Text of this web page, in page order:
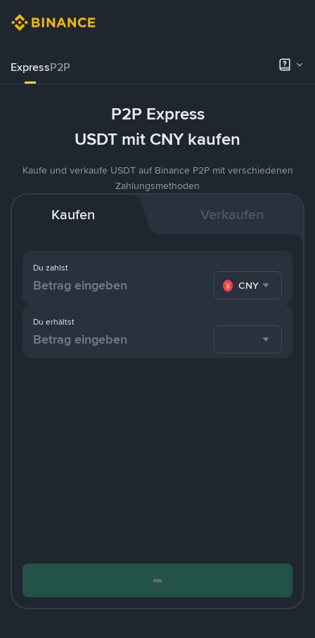
ExpressP2P
P2P Express
USDT mit CNY kaufen
Kaufe und verkaufe USDT auf Binance P2P mit verschiedenen
Zahlungsmethoden
Kaufen Verkaufen
Du zahlst
CNY
Du erhältst